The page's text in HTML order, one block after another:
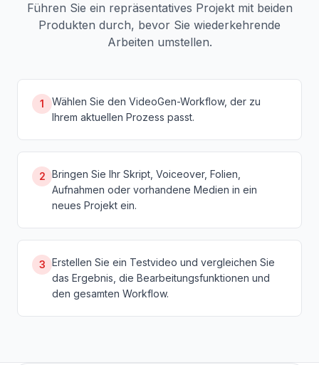
Führen Sie ein repräsentatives Projekt mit beiden
Produkten durch, bevor Sie wiederkehrende
Arbeiten umstellen.
1
Wählen Sie den VideoGen-Workflow, der zu
Ihrem aktuellen Prozess passt.
2 Bringen Sie Ihr Skript, Voiceover, Folien,
Aufnahmen oder vorhandene Medien in ein
neues Projekt ein.
3 Erstellen Sie ein Testvideo und vergleichen Sie
das Ergebnis, die Bearbeitungsfunktionen und
den gesamten Workflow.